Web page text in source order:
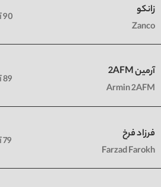
زانکو
Zanco
90 آهنگ
آرمین 2AFM
Armin 2AFM
89 آهنگ
فرزاد فرخ
Farzad Farokh
79 آهنگ